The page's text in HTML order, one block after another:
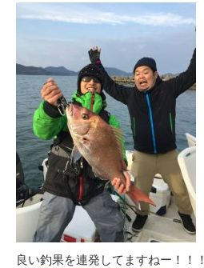
良い釣果を連発してますねー！！！